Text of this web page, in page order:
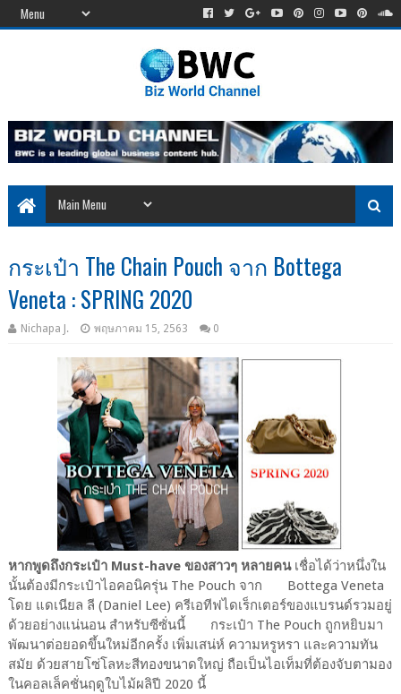
กระเป๋า The Chain Pouch จาก Bottega
Veneta : SPRING 2020
Nichapa J. พฤษภาคม 15, 2563 0
หากพูดถึงกระเป๋า Must-have ของสาวๆ หลายคนเชื่อได้ว่าหนึ่งใน
นั้นต้องมีกระเป๋าไอคอนิครุ่น The Pouch จาก Bottega Veneta
โดย แดเนียล ลี (Daniel Lee) ครีเอทีฟไดเร็กเตอร์ของแบรนด์รวมอยู่
ด้วยอย่างแน่นอน สำหรับซีซั่นนี้ กระเป๋า The Pouch ถูกหยิบมา
พัฒนาต่อยอดขึ้นใหม่อีกครั้ง เพิ่มเสน่ห์ ความหรูหรา และความทัน
สมัย ด้วยสายโซ่โลหะสีทองขนาดใหญ่ ถือเป็นไอเท็มที่ต้องจับตามอง
ในคอลเล็คชั่นฤดูใบไม้ผลิปี 2020 นี้